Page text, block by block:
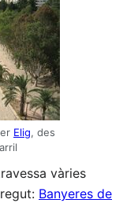
Elig, des
vàries
Banyeres de